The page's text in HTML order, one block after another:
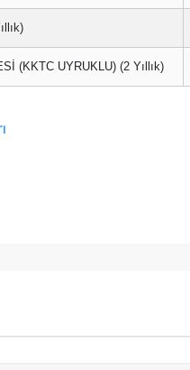
(KKTC UYRUKLU) (2 Yıllık)